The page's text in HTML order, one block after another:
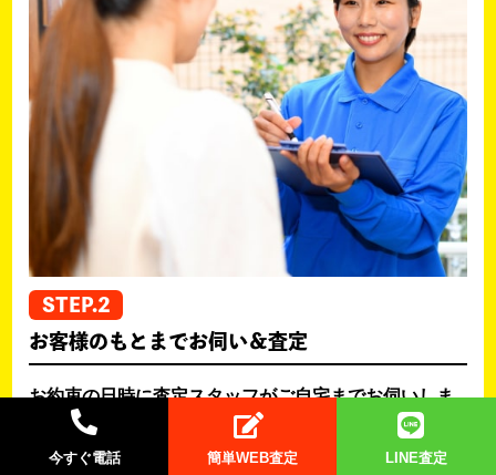
STEP.2
お客様のもとまでお伺い＆査定
お約束の日時に査定スタッフがご自宅までお伺いしま
す。お売りいただく品物を一つ一つ丁寧に査定し、そ
の場で評価を行います。査定には時間がかかることも
今すぐ電話 簡単WEB査定 LINE査定